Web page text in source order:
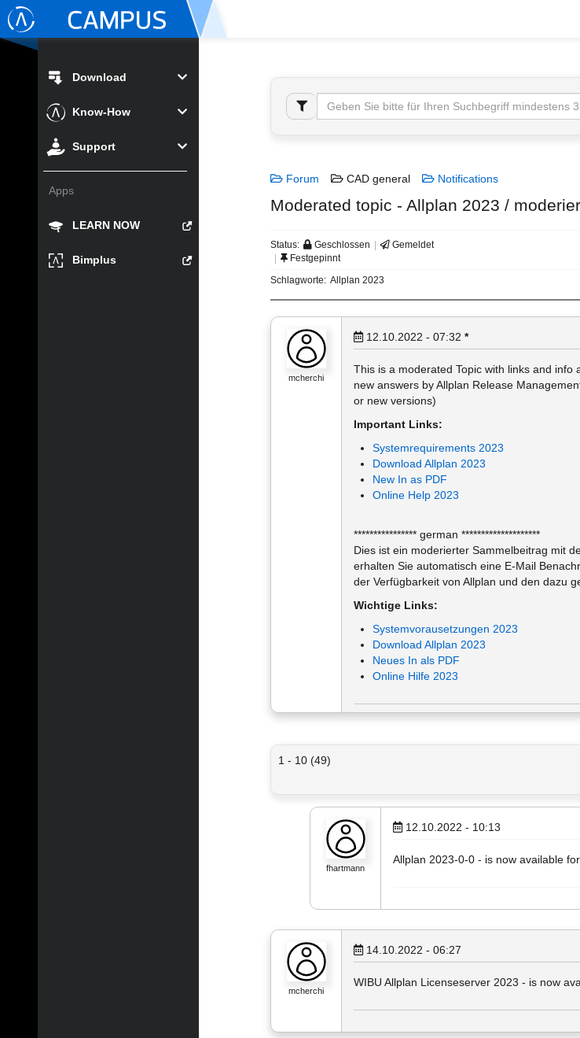
Download
Know-How
Support
Apps
LEARN NOW
Bimplus
Forum CAD general Notifications
Moderated topic - Allplan 2023 /
Status: Geschlossen
Gemeldet
Festgepinnt
Schlagworte: Allplan 2023
mcherchi
12.10.2022 - 07:32 *
This is a moderated Topic with links and
new answers by Allplan Release
or new versions)
Important Links:
Systemrequirements 2023
Download Allplan 2023
New In as PDF
Online Help 2023
**************** german ********************
Dies ist ein moderierter Sammelbeitrag mit
erhalten Sie automatisch eine E-Mail
der Verfügbarkeit von Allplan und den dazu
Wichtige Links:
Systemvorausetzungen 2023
Download Allplan 2023
Neues In als PDF
Online Hilfe 2023
1 - 10 (49)
fhartmann
12.10.2022 - 10:13
Allplan 2023-0-0 - is now available
mcherchi
14.10.2022 - 06:27
WIBU Allplan Licenseserver 2023 - is now